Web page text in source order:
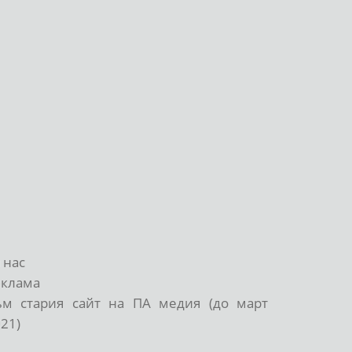
нас
стария сайт на ПА медия (до март